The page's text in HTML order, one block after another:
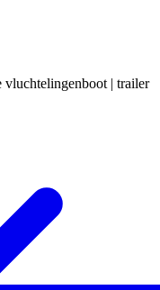
vluchtelingenboot | trailer